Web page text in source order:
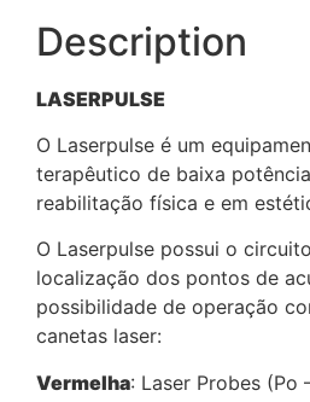
Description
LASERPULSE
O Laserpulse é um
terapêutico de baixa
reabilitação física e em
O Laserpulse possui o
localização dos pontos de
possibilidade de operação
canetas laser:
Vermelha: Laser Probes (Po